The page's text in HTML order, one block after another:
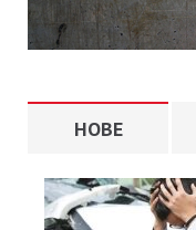
НОВЕ